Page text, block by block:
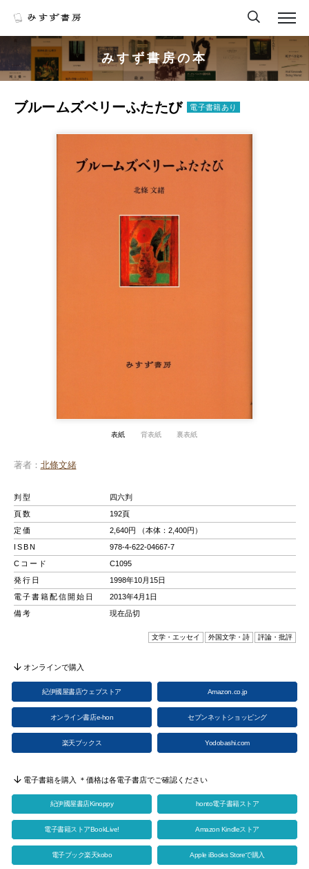
みすず書房の本
ブルームズベリーふたたび 電子書籍あり
表紙 背表紙 裏表紙
著者 北條文緒
判型
四六判
頁数
192頁
定価
2,640円 （本体：2,400円）
ISBN
978-4-622-04667-7
Cコード
C1095
発行日
1998年10月15日
電子書籍配信開始日
2013年4月1日
備考
現在品切
文学・エッセイ 外国文学・詩 評論・批評
オンラインで購入
紀伊國屋書店ウェブストア Amazon.co.jp
オンライン書店e-hon セブンネットショッピング
楽天ブックス Yodobashi.com
電子書籍を購入 ＊価格は各電子書店でご確認ください
紀伊國屋書店Kinoppy honto電子書籍ストア
電子書籍ストアBookLive! Amazon Kindleストア
電子ブック楽天kobo Apple iBooks Storeで購入